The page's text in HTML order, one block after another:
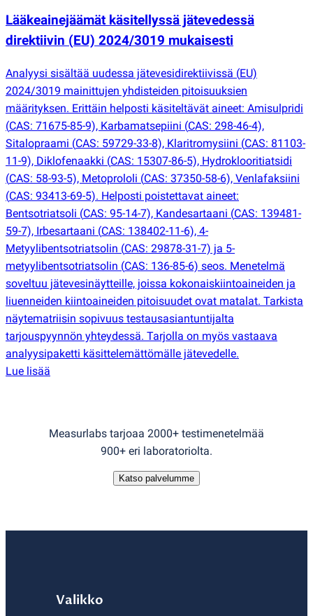
Lääkeainejäämät käsitellyssä jätevedessä
direktiivin (EU) 2024/3019 mukaisesti
Analyysi sisältää uudessa jätevesidirektiivissä (EU)
2024/3019 mainittujen yhdisteiden pitoisuuksien
määrityksen. Erittäin helposti käsiteltävät aineet: Amisulpridi
(CAS: 71675-85-9), Karbamatsepiini (CAS: 298-46-4),
Sitalopraami (CAS: 59729-33-8), Klaritromysiini (CAS: 81103-
11-9), Diklofenaakki (CAS: 15307-86-5), Hydroklooritiatsidi
(CAS: 58-93-5), Metoprololi (CAS: 37350-58-6), Venlafaksiini
(CAS: 93413-69-5). Helposti poistettavat aineet:
Bentsotriatsoli (CAS: 95-14-7), Kandesartaani (CAS: 139481-
59-7), Irbesartaani (CAS: 138402-11-6), 4-
Metyylibentsotriatsolin (CAS: 29878-31-7) ja 5-
metyylibentsotriatsolin (CAS: 136-85-6) seos. Menetelmä
soveltuu jätevesinäytteille, joissa kokonaiskiintoaineiden ja
liuenneiden kiintoaineiden pitoisuudet ovat matalat. Tarkista
näytematriisin sopivuus testausasiantuntijalta
tarjouspyynnön yhteydessä. Tarjolla on myös vastaava
analyysipaketti käsittelemättömälle jätevedelle.
Lue lisää
Measurlabs tarjoaa 2000+ testimenetelmää
900+ eri laboratoriolta.
Katso palvelumme
Valikko